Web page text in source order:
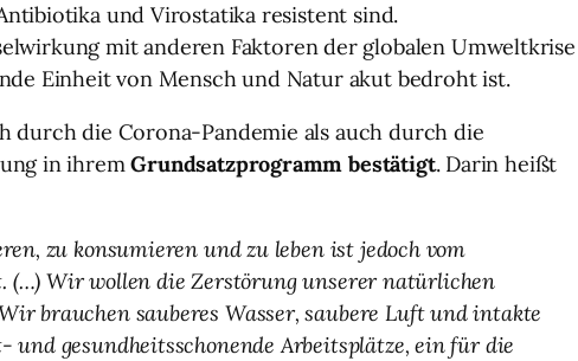
und Virostatika resistent sind.
mit anderen Faktoren der globalen Umweltkrise
Einheit von Mensch und Natur akut bedroht ist.
durch die Corona-Pandemie als auch durch die
in ihremGrundsatzprogramm bestätigt. Darin heißt
zu konsumieren und zu leben ist jedoch vom
(…) Wir wollen die Zerstörung unserer natürlichen
brauchen sauberes Wasser, saubere Luft und intakte
und gesundheitsschonende Arbeitsplätze, ein für die